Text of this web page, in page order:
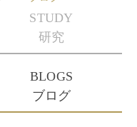
STUDY
研究
BLOGS
ブログ